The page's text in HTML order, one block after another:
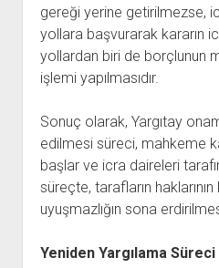
gereği yerine getirilmezse,
yollara başvurarak kararın
yollardan biri de borçlunun
işlemi yapılmasıdır.
Sonuç olarak, Yargıtay
edilmesi süreci, mahkeme
başlar ve icra daireleri
süreçte, tarafların
uyuşmazlığın sona
Yeniden Yargılama Süreci